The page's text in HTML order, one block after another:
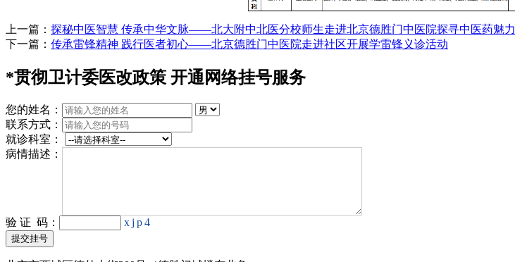
上一篇： 探秘中医智慧 传承中华文脉——北大附中北医分校师生走进北京德胜门中医院探寻中医药魅力
下一篇： 传承雷锋精神 践行医者初心——北京德胜门中医院走进社区开展学雷锋义诊活动
*贯彻卫计委医改政策 开通网络挂号服务
您的姓名：
联系方式：
就诊科室：
病情描述：
验 证 码： xjp4